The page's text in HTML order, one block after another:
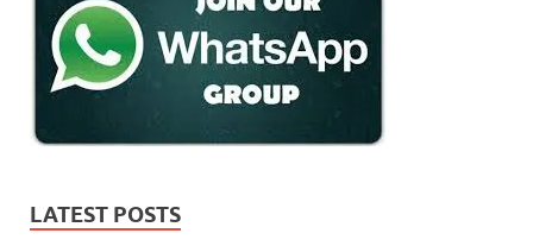
LATEST POSTS